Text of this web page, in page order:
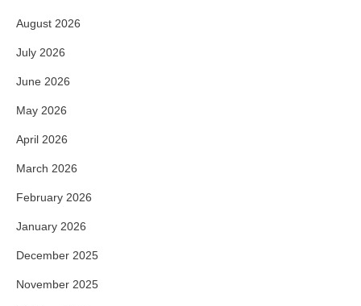
August 2026
July 2026
June 2026
May 2026
April 2026
March 2026
February 2026
January 2026
December 2025
November 2025